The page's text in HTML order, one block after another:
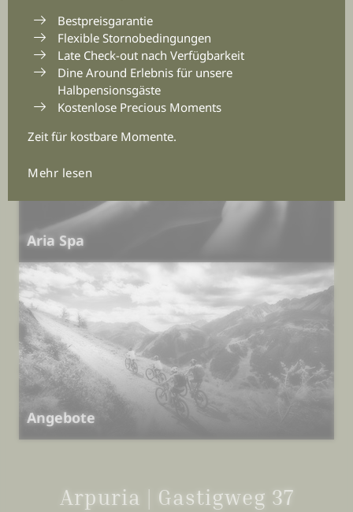
Suiten|Zimmer
Aria Spa
Angebote
Arpuria | Gastigweg 37
Bestpreisgarantie
Flexible Stornobedingungen
Late Check-out nach Verfügbarkeit
Dine Around Erlebnis für unsere
Halbpensionsgäste
Kostenlose Precious Moments
Zeit für kostbare Momente.
Mehr lesen